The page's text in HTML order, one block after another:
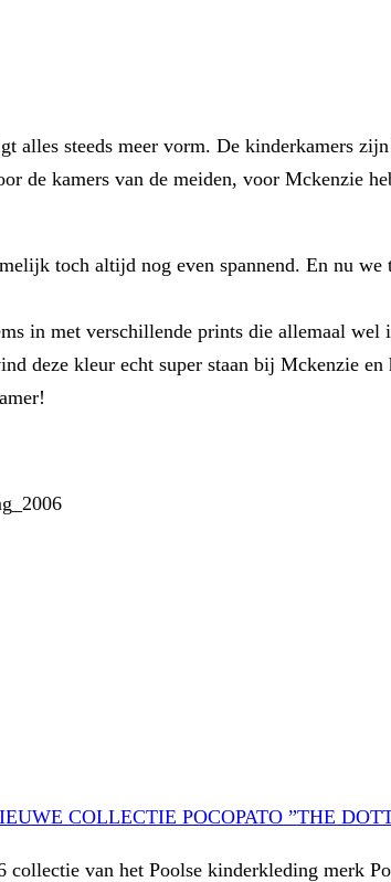
steeds meer vorm. De kinderkamers
de kamers van de meiden, voor Mckenzie
toch altijd nog even spannend. En nu
in met verschillende prints die allemaal
deze kleur echt super staan bij Mckenzie
COLLECTIE POCOPATO ”THE
collectie van het Poolse kinderkleding merk